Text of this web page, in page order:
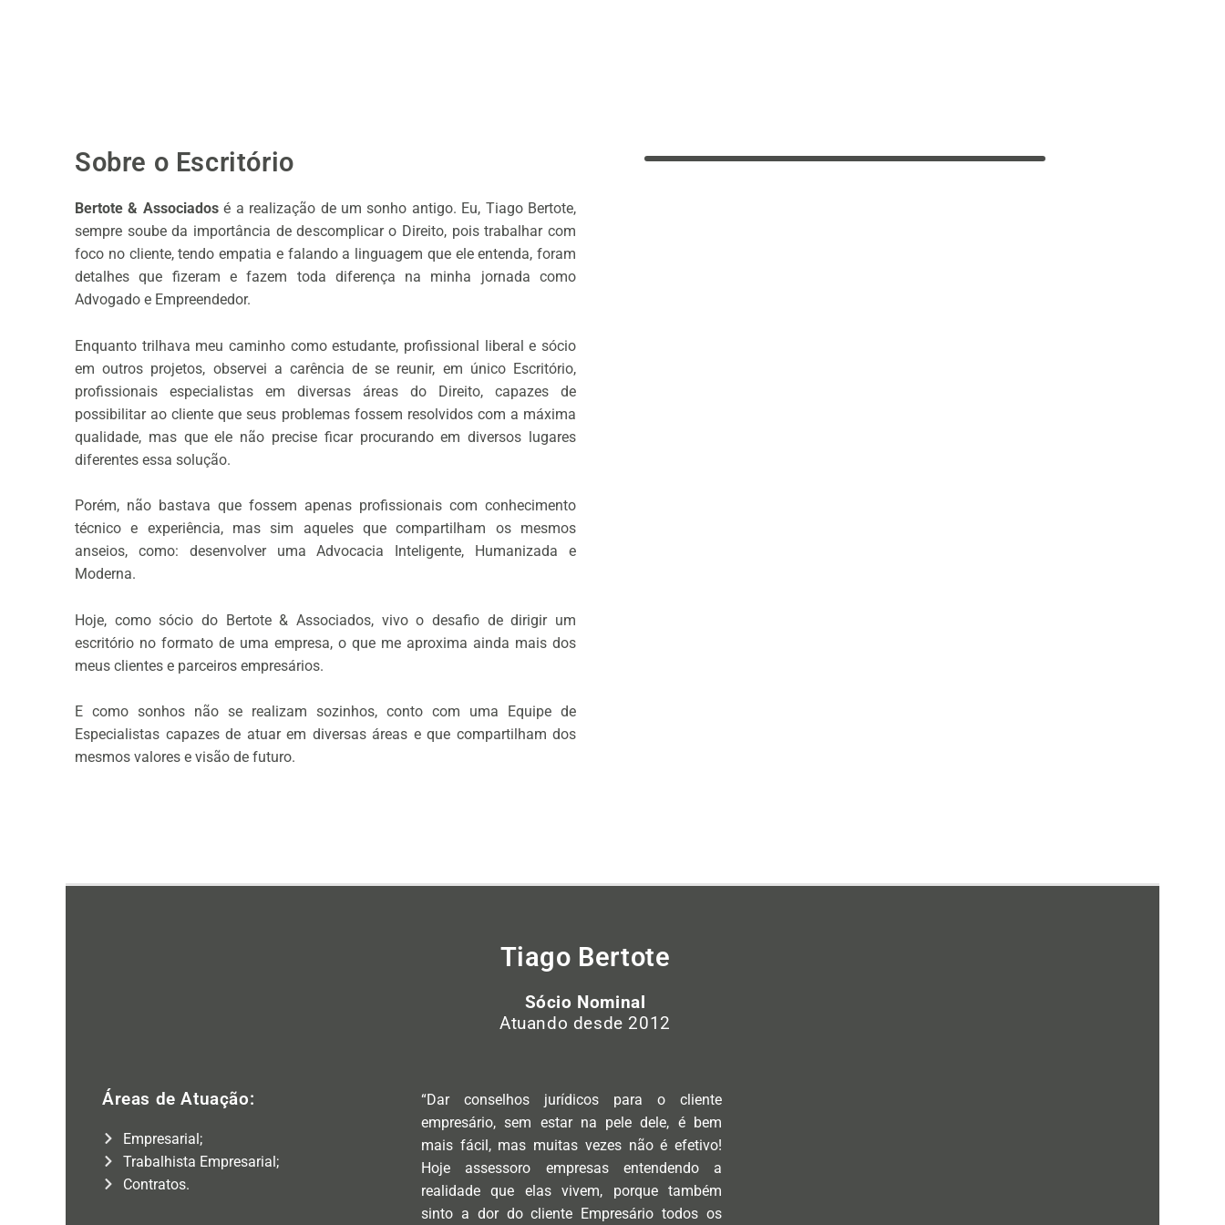
Sobre o Escritório
Bertote & Associadosé a realização de um sonho antigo. Eu, Tiago Bertote,
sempre soube da importância de descomplicar o Direito, pois trabalhar com
foco no cliente, tendo empatia e falando a linguagem que ele entenda, foram
detalhes que fizeram e fazem toda diferença na minha jornada como
Advogado e Empreendedor.
Enquanto trilhava meu caminho como estudante, profissional liberal e sócio
em outros projetos, observei a carência de se reunir, em único Escritório,
profissionais especialistas em diversas áreas do Direito, capazes de
possibilitar ao cliente que seus problemas fossem resolvidos com a máxima
qualidade, mas que ele não precise ficar procurando em diversos lugares
diferentes essa solução.
Porém, não bastava que fossem apenas profissionais com conhecimento
técnico e experiência, mas sim aqueles que compartilham os mesmos
anseios, como: desenvolver uma Advocacia Inteligente, Humanizada e
Moderna.
Hoje, como sócio do Bertote & Associados, vivo o desafio de dirigir um
escritório no formato de uma empresa, o que me aproxima ainda mais dos
meus clientes e parceiros empresários.
E como sonhos não se realizam sozinhos, conto com uma Equipe de
Especialistas capazes de atuar em diversas áreas e que compartilham dos
mesmos valores e visão de futuro.
Tiago Bertote
Sócio Nominal
Atuando desde 2012
Áreas de Atuação:
Empresarial;
Trabalhista Empresarial;
Contratos.
“Dar conselhos jurídicos para o cliente
empresário, sem estar na pele dele, é bem
mais fácil, mas muitas vezes não é efetivo!
Hoje assessoro empresas entendendo a
realidade que elas vivem, porque também
sinto a dor do cliente Empresário todos os